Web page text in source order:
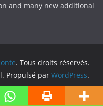
and many new additional
. Tous droits réservés.
Propulsé par WordPress.